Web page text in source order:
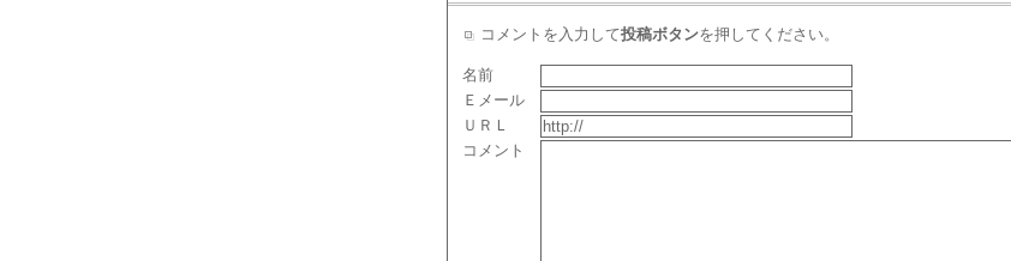
コメントを入力して投稿ボタンを押してください。
名前
Ｅメール
ＵＲＬ
コメント